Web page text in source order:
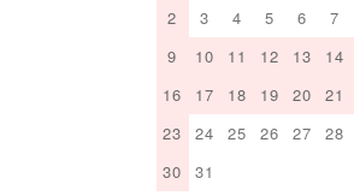
2
3 4 5 6 7
9
10 11 12 13 14
16
17 18 19 20 21
23
24 25 26 27 28
30
31